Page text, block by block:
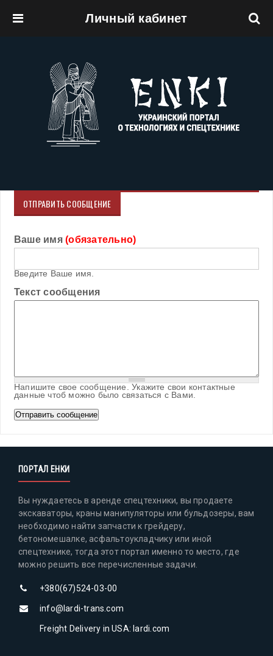
Личный кабинет
ОТПРАВИТЬ СООБЩЕНИЕ
Ваше имя(обязательно)
Введите Ваше имя.
Текст сообщения
Напишите свое сообщение. Укажите свои контактные
данные чтоб можно было связаться с Вами.
ПОРТАЛ ЕНКИ
Вы нуждаетесь в аренде спецтехники, вы продаете
экскаваторы, краны манипуляторы или бульдозеры, вам
необходимо найти запчасти к грейдеру,
бетономешалке, асфальтоукладчику или иной
спецтехнике, тогда этот портал именно то место, где
можно решить все перечисленные задачи.
+380(67)524-03-00
info@lardi-trans.com
Freight Delivery in USA: lardi.com